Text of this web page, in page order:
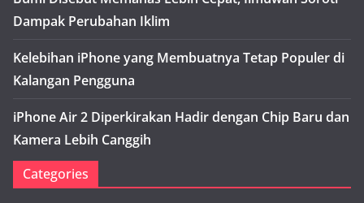
Dampak Perubahan Iklim
Kelebihan iPhone yang Membuatnya Tetap Populer di
Kalangan Pengguna
iPhone Air 2 Diperkirakan Hadir dengan Chip Baru dan
Kamera Lebih Canggih
Categories